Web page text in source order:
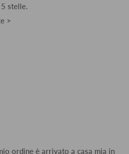
stelle.
>
ordine è arrivato a casa mia in